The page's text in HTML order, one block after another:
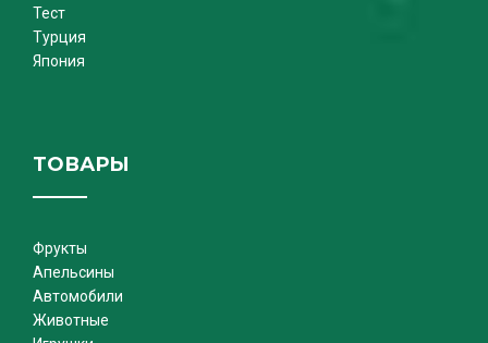
Тест
Турция
Япония
ТОВАРЫ
Фрукты
Апельсины
Автомобили
Животные